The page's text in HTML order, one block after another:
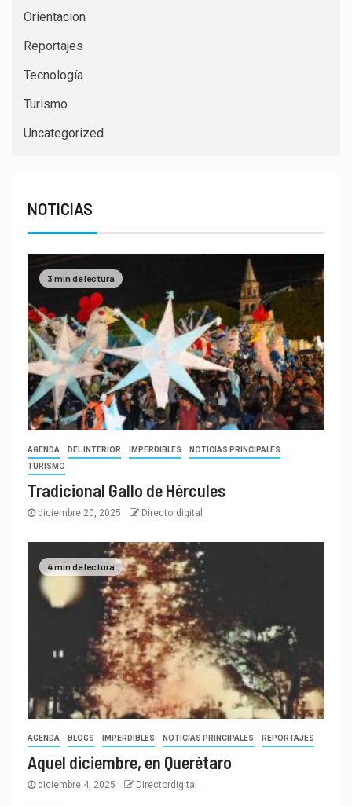
Orientacion
Reportajes
Tecnología
Turismo
Uncategorized
NOTICIAS
3 min de lectura
AGENDA DEL INTERIOR IMPERDIBLES
NOTICIAS PRINCIPALES
TURISMO
Tradicional Gallo de Hércules
diciembre 20, 2025 Directordigital
4 min de lectura
AGENDA BLOGS IMPERDIBLES NOTICIAS PRINCIPALES REPORTAJES
Aquel diciembre, en Querétaro
diciembre 4, 2025 Directordigital